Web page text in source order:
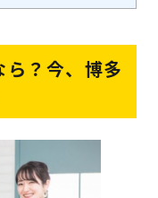
ら？今、博多